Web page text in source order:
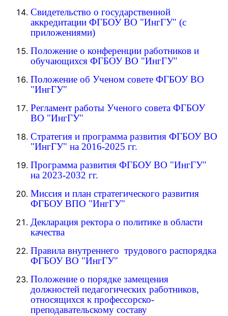
Свидетельство о государственной
аккредитации ФГБОУ ВО "ИнгГУ" (с
приложениями)
Положение о конференции работников и
обучающихся ФГБОУ ВО "ИнгГУ"
Положение об Ученом совете ФГБОУ ВО
"ИнгГУ"
Регламент работы Ученого совета ФГБОУ
ВО "ИнгГУ"
Стратегия и программа развития ФГБОУ ВО
"ИнгГУ" на 2016-2025 гг.
Программа развития ФГБОУ ВО "ИнгГУ"
на 2023-2032 гг.
Миссия и план стратегического развития
ФГБОУ ВПО "ИнгГУ"
Декларация ректора о политике в области
качества
Правила внутреннего трудового распорядка
ФГБОУ ВО "ИнгГУ"
Положение о порядке замещения
должностей педагогических работников,
относящихся к профессорско-
преподавательскому составу